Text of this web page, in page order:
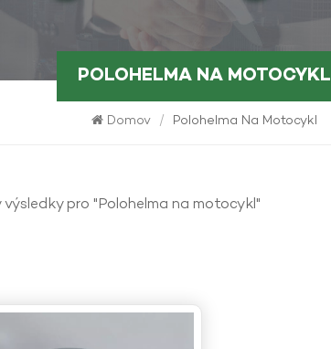
POLOHELMA NA MOTOCYKL
Domov / Polohelma Na Motocykl
výsledky pro "Polohelma na motocykl"